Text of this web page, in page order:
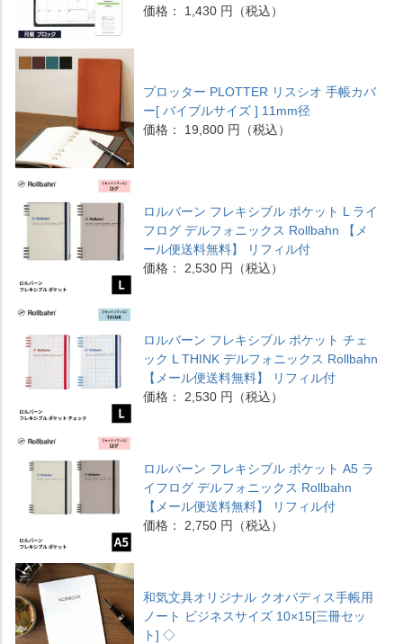
価格： 1,430 円（税込）
プロッター PLOTTER リスシオ 手帳カバ
ー[ バイブルサイズ ] 11mm径
価格： 19,800 円（税込）
ロルバーン フレキシブル ポケット L ライ
フログ デルフォニックス Rollbahn 【メ
ール便送料無料】 リフィル付
価格： 2,530 円（税込）
ロルバーン フレキシブル ポケット チェ
ック L THINK デルフォニックス Rollbahn
【メール便送料無料】 リフィル付
価格： 2,530 円（税込）
ロルバーン フレキシブル ポケット A5 ラ
イフログ デルフォニックス Rollbahn
【メール便送料無料】 リフィル付
価格： 2,750 円（税込）
和気文具オリジナル クオバディス手帳用
ノート ビジネスサイズ 10×15[三冊セッ
ト] ◇